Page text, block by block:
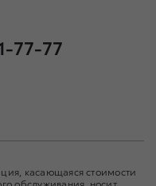
77-77
касающаяся стоимости
обслуживания, носит